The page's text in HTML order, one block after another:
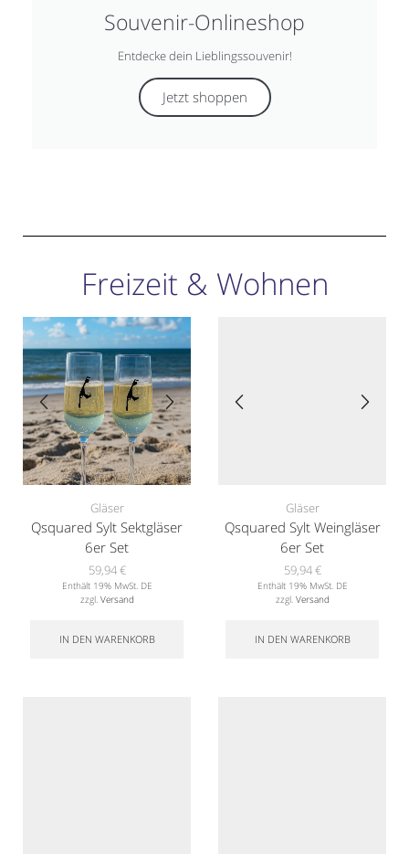
Souvenir-Onlineshop
Entdecke dein Lieblingssouvenir!
Jetzt shoppen
Freizeit & Wohnen
Gläser
Qsquared Sylt Sektgläser
6er Set
59,94€
Enthält 19% MwSt. DE
zzgl. Versand
IN DEN WARENKORB
Gläser
Qsquared Sylt Weingläser
6er Set
59,94€
Enthält 19% MwSt. DE
zzgl. Versand
IN DEN WARENKORB